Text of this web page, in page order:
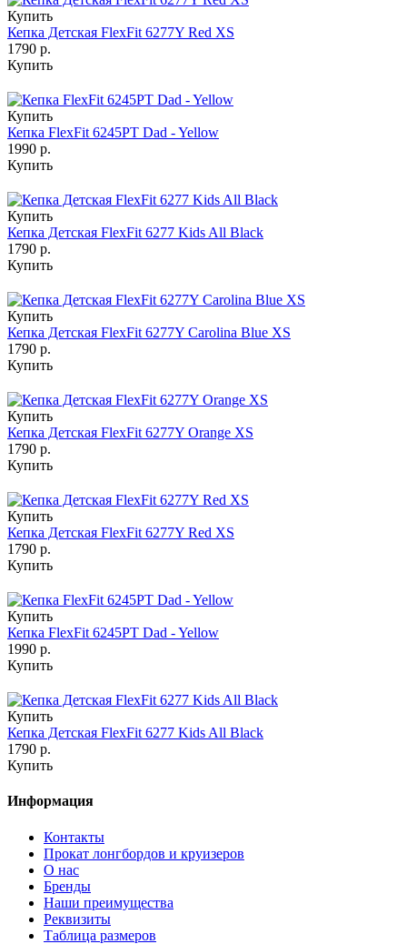
Купить
Кепка Детская FlexFit 6277Y Red XS
1790 р.
Купить
Купить
Кепка FlexFit 6245PT Dad - Yellow
1990 р.
Купить
Купить
Кепка Детская FlexFit 6277 Kids All Black
1790 р.
Купить
Купить
Кепка Детская FlexFit 6277Y Carolina Blue XS
1790 р.
Купить
Купить
Кепка Детская FlexFit 6277Y Orange XS
1790 р.
Купить
Купить
Кепка Детская FlexFit 6277Y Red XS
1790 р.
Купить
Купить
Кепка FlexFit 6245PT Dad - Yellow
1990 р.
Купить
Купить
Кепка Детская FlexFit 6277 Kids All Black
1790 р.
Купить
Информация
Контакты
Прокат лонгбордов и круизеров
О нас
Бренды
Наши преимущества
Реквизиты
Таблица размеров